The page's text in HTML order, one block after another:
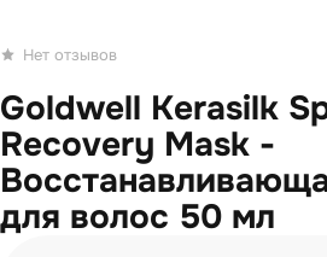
Нет отзывов
Goldwell Kerasilk
Recovery Mask -
для волос 50 мл